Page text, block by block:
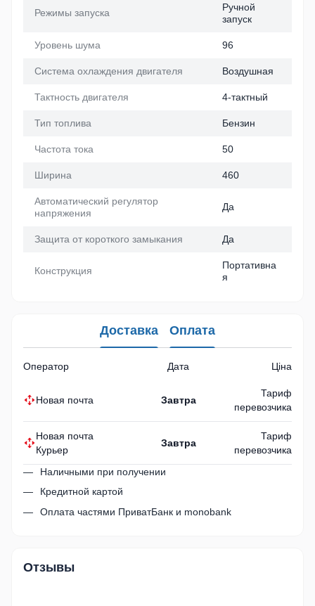
Режимы запуска
Ручной
запуск
Уровень шума 96
Система охлаждения двигателя Воздушная
Тактность двигателя 4-тактный
Тип топлива Бензин
Частота тока 50
Ширина 460
Автоматический регулятор
напряжения
Да
Защита от короткого замыкания Да
Конструкция
Портативна
я
Доставка Оплата
Оператор Дата Ціна
Новая почта Завтра
Тариф
перевозчика
Новая почта
Курьер
Завтра
Тариф
перевозчика
Наличными при получении
Кредитной картой
Оплата частями ПриватБанк и monobank
Отзывы